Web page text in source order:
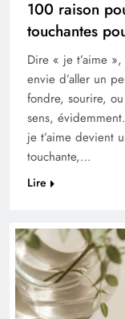
100 raison
touchantes
Dire « je t’aime
envie d’aller un
fondre, sourire,
sens,
je t’aime devient
touchante,…
Lire